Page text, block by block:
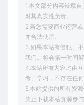
1.本文部分内容转载
对其真实性负责。
2.若您需要商业运营
并合法使用。
3.如果本站有侵犯、
我们。将会第一时间解
4.本站所有内容均由
考、学习，不存在任
5.本站提供的所有资
禁止下载本站资源参